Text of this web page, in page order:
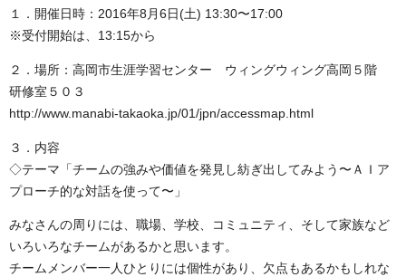
１．開催日時：2016年8月6日(土) 13:30〜17:00
※受付開始は、13:15から
２．場所：高岡市生涯学習センター ウィングウィング高岡５階
研修室５０３
http://www.manabi-takaoka.jp/01/jpn/accessmap.html
３．内容
◇テーマ「チームの強みや価値を発見し紡ぎ出してみよう〜ＡＩア
プローチ的な対話を使って〜」
みなさんの周りには、職場、学校、コミュニティ、そして家族など
いろいろなチームがあるかと思います。
チームメンバー一人ひとりには個性があり、欠点もあるかもしれな